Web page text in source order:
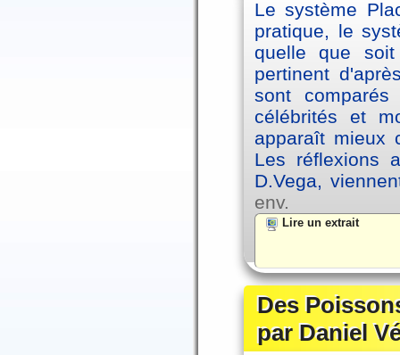
Le système
pratique, le
quelle que
pertinent
sont
célébrités et
apparaît mieux
Les réflexions
D.Vega,
env.
Lire un extrait
Des
par Daniel